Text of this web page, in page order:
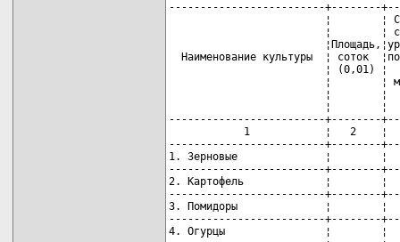
-------------------------+--------
¦        ¦
¦        ¦
Наименование культуры  ¦ соток
¦ (0,01) ¦
¦        ¦
¦        ¦
¦        ¦
-------------------------+--------
1            ¦   2    ¦
-------------------------+--------
1. Зерновые              ¦
-------------------------+--------
2. Картофель             ¦
-------------------------+--------
3. Помидоры              ¦
-------------------------+--------
4. Огурцы                ¦